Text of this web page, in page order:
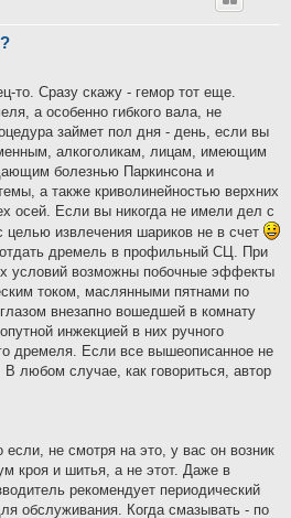
то. Сразу скажу - гемор тот еще.
а особенно гибкого вала, не
займет пол дня - день, если вы
алкоголикам, лицам, имеющим
болезнью Паркинсона и
а также криволинейностью верхних
осей. Если вы никогда не имели дел с
целью извлечения шариков не в счет
дремель в профильный СЦ. При
условий возможны побочные эффекты
током, маслянными пятнами по
внезапно вошедшей в комнату
инжекцией в них ручного
дремеля. Если все вышеописанное не
любом случае, как говориться, автор
не смотря на это, у вас он возник
кроя и шитья, а не этот. Даже в
рекомендует периодический
обслуживания. Когда смазывать - по